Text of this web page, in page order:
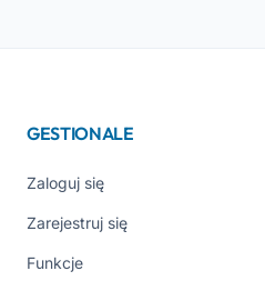
GESTIONALE
Zaloguj się
Zarejestruj się
Funkcje